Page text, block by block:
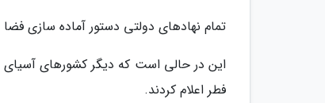
تمام نهادهای دولتی دستور آماده سازی
این در حالی است که دیگر کشورهای آسیای
فطر اعلام کردند.